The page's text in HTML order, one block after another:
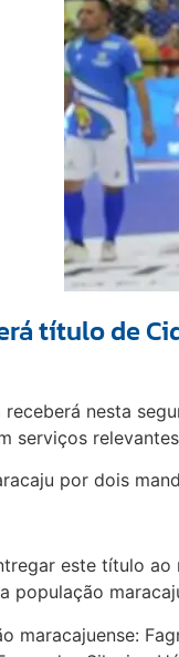
título de
nesta
serviços
por dois
este título
maracajuense: